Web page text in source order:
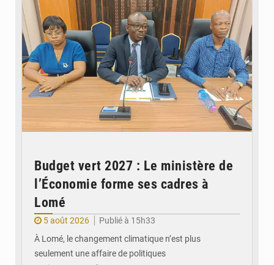
Budget vert 2027 : Le ministère de
l’Économie forme ses cadres à
Lomé
5 août 2026
Publié à 15h33
À Lomé, le changement climatique n’est plus
seulement une affaire de politiques